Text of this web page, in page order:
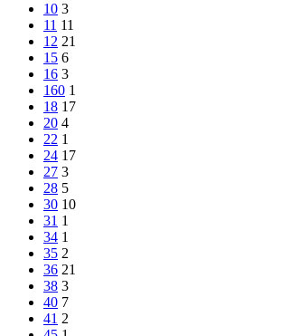
10 3
11 11
12 21
15 6
16 3
160 1
18 17
20 4
22 1
24 17
27 3
28 5
30 10
31 1
34 1
35 2
36 21
38 3
40 7
41 2